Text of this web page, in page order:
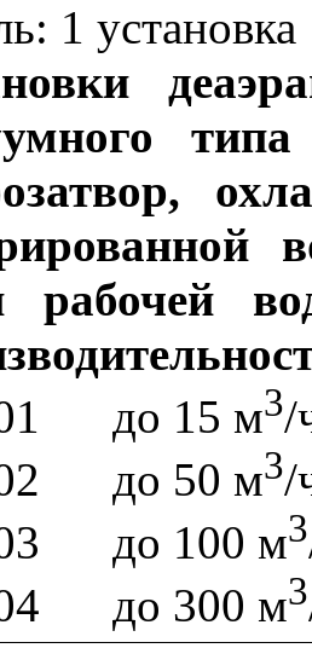
1 установка
рабочей
до 15 м3/
до 50 м3/
до 100 м3
до 300 м3